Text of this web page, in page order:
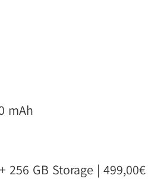
mAh
256 GB Storage | 499,00€